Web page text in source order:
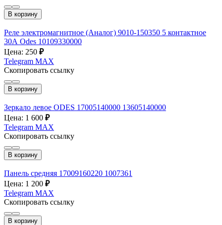
В корзину
Реле электромагнитное (Аналог) 9010-150350 5 контактное
30А Odes 10109330000
Цена: 250 ₽
Telegram MAX
Скопировать ссылку
В корзину
Зеркало левое ODES 17005140000 13605140000
Цена: 1 600 ₽
Telegram MAX
Скопировать ссылку
В корзину
Панель средняя 17009160220 1007361
Цена: 1 200 ₽
Telegram MAX
Скопировать ссылку
В корзину